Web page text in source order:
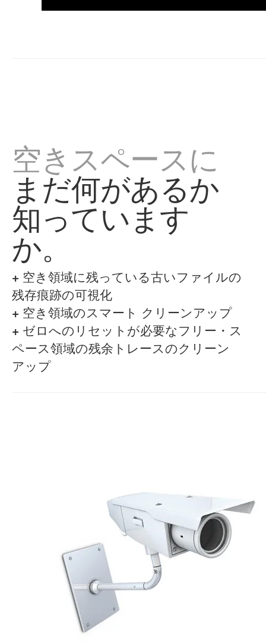
空きスペースに
まだ何があるか
知っています
か。
+ 空き領域に残っている古いファイルの
残存痕跡の可視化
+ 空き領域のスマート クリーンアップ
+ ゼロへのリセットが必要なフリー・ス
ペース領域の残余トレースのクリーン
アップ